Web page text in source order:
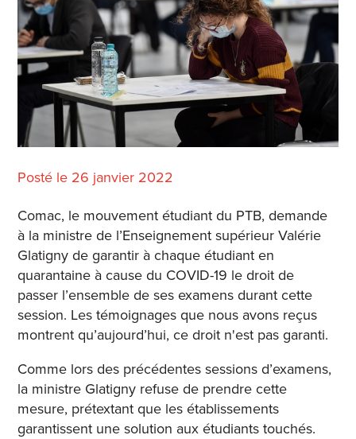
Posté le 26 janvier 2022
Comac, le mouvement étudiant du PTB, demande
à la ministre de l’Enseignement supérieur Valérie
Glatigny de garantir à chaque étudiant en
quarantaine à cause du COVID-19 le droit de
passer l’ensemble de ses examens durant cette
session. Les témoignages que nous avons reçus
montrent qu’aujourd’hui, ce droit n'est pas garanti.
Comme lors des précédentes sessions d’examens,
la ministre Glatigny refuse de prendre cette
mesure, prétextant que les établissements
garantissent une solution aux étudiants touchés.